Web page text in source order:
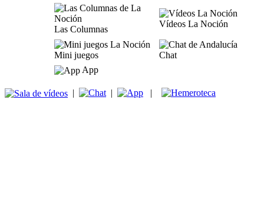
Las Columnas
Vídeos La Noción
Mini juegos
Chat
App
| | |